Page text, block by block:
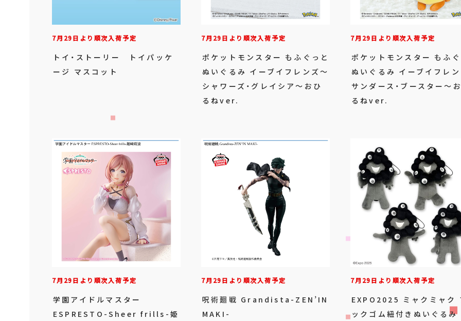
7月29日より順次入荷予定
トイ・ストーリー トイパッケ
ージ マスコット
7月29日より順次入荷予定
ポケットモンスター もふぐっと
ぬいぐるみ イーブイフレンズ～
シャワーズ・グレイシア～おひ
るねver.
7月29日より順次入荷予定
ポケットモンスター もふ
ぬいぐるみ イーブイフレ
サンダース・ブースター～
るねver.
7月29日より順次入荷予定
学園アイドルマスター
ESPRESTO-Sheer frills-姫
7月29日より順次入荷予定
呪術廻戦 Grandista-ZEN’IN
MAKI-
7月29日より順次入荷予定
EXPO2025 ミャクミャク
ックゴム紐付きぬいぐるみ